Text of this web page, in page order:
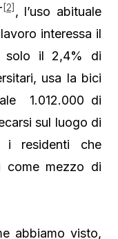
[2] , l’uso abituale
interessa il
solo il 2,4% di
usa la bici
1.012.000 di
sul luogo di
residenti che
come mezzo di
abbiamo visto,